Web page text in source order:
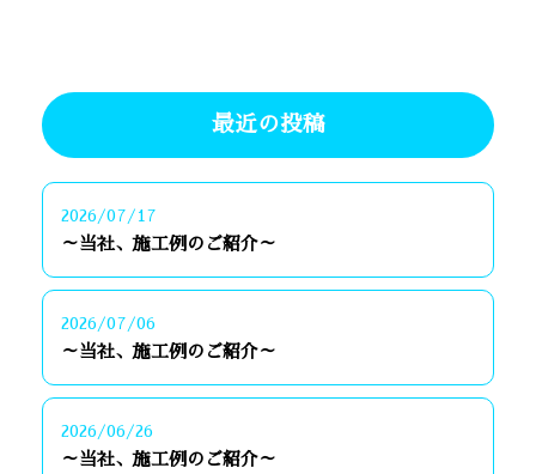
最近の投稿
2026/07/17
～当社、施工例のご紹介～
2026/07/06
～当社、施工例のご紹介～
2026/06/26
～当社、施工例のご紹介～